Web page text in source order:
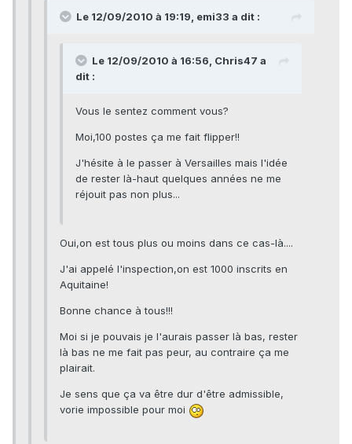
Le 12/09/2010 à 19:19, emi33 a dit :
Le 12/09/2010 à 16:56, Chris47 a
dit :
Vous le sentez comment vous?
Moi,100 postes ça me fait flipper!!
J'hésite à le passer à Versailles mais l'idée
de rester là-haut quelques années ne me
réjouit pas non plus...
Oui,on est tous plus ou moins dans ce cas-là....
J'ai appelé l'inspection,on est 1000 inscrits en
Aquitaine!
Bonne chance à tous!!!
Moi si je pouvais je l'aurais passer là bas, rester
là bas ne me fait pas peur, au contraire ça me
plairait.
Je sens que ça va être dur d'être admissible,
vorie impossible pour moi